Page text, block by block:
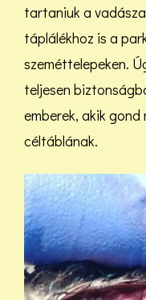
tartaniuk a
táplálékhoz is a
szeméttelepeken.
teljesen
emberek, akik gond
céltáblának.